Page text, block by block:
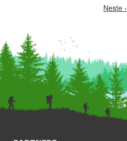
Neste ›